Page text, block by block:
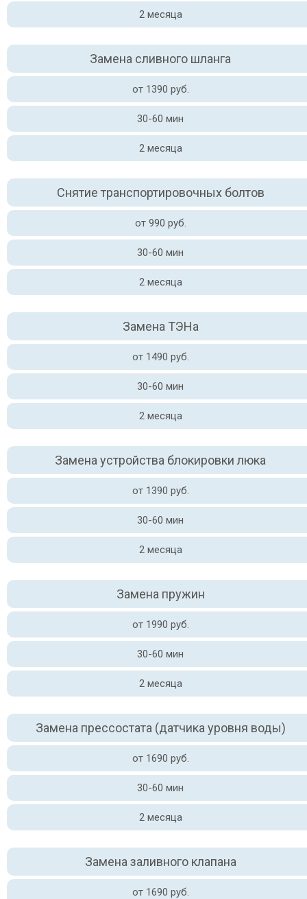
2 месяца
Замена сливного шланга
от 1390 руб.
30-60 мин
2 месяца
Снятие транспортировочных болтов
от 990 руб.
30-60 мин
2 месяца
Замена ТЭНа
от 1490 руб.
30-60 мин
2 месяца
Замена устройства блокировки люка
от 1390 руб.
30-60 мин
2 месяца
Замена пружин
от 1990 руб.
30-60 мин
2 месяца
Замена прессостата (датчика уровня воды)
от 1690 руб.
30-60 мин
2 месяца
Замена заливного клапана
от 1690 руб.